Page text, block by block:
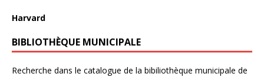
Harvard
BIBLIOTHÈQUE MUNICIPALE
Recherche dans le catalogue de la bibiliothèque municipale de